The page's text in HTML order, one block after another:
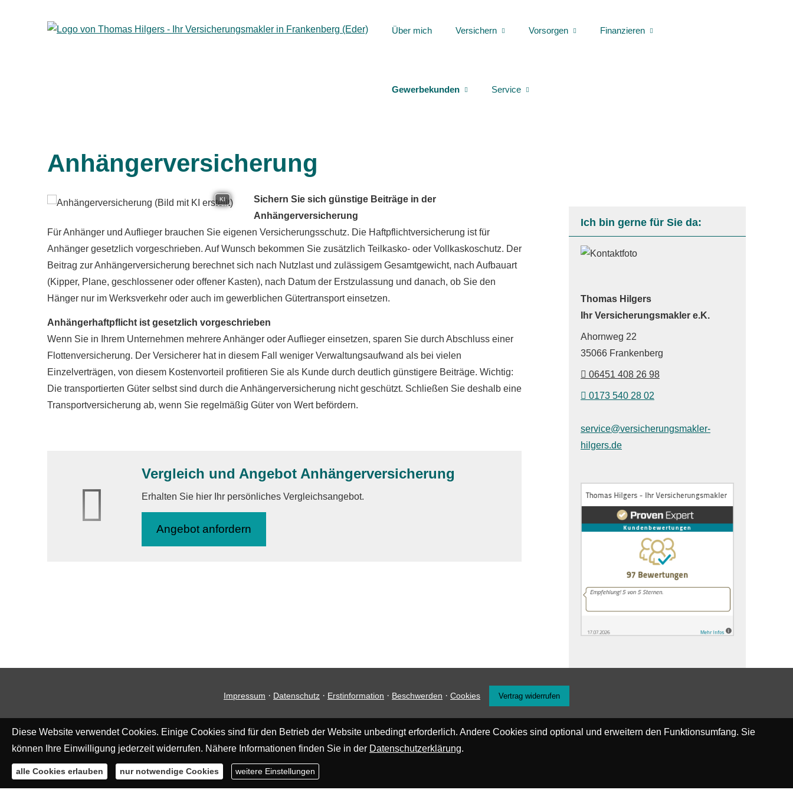
Über mich Versichern Vorsorgen Finanzieren
Gewerbekunden Service
Ich bin gerne für Sie da:
Thomas Hilgers
Ihr Ver­sicherungs­makler e.K.
Ahornweg 22
35066 Frankenberg
06451 408 26 98
0173 540 28 02
service@versicherungsmakler-
hilgers.de
Anhängerversicherung
KI
Sichern Sie sich günstige Beiträge in der
Anhängerversicherung
Für Anhänger und Auflieger brauchen Sie eigenen Versicherungsschutz. Die Haft­pflichtversicherung ist für
Anhänger gesetzlich vorgeschrieben. Auf Wunsch bekommen Sie zusätzlich Teilkasko- oder Vollkaskoschutz. Der
Beitrag zur Anhängerversicherung berechnet sich nach Nutzlast und zulässigem Gesamtgewicht, nach Aufbauart
(Kipper, Plane, geschlossener oder offener Kasten), nach Datum der Erstzulassung und danach, ob Sie den
Hänger nur im Werksverkehr oder auch im gewerblichen Gütertransport einsetzen.
Anhängerhaftpflicht ist gesetzlich vorgeschrieben
Wenn Sie in Ihrem Unternehmen mehrere Anhänger oder Auflieger einsetzen, sparen Sie durch Abschluss einer
Flottenversicherung. Der Versicherer hat in diesem Fall weniger Verwaltungsaufwand als bei vielen
Einzelverträgen, von diesem Kostenvorteil profitieren Sie als Kunde durch deutlich günstigere Beiträge. Wichtig:
Die transportierten Güter selbst sind durch die Anhängerversicherung nicht geschützt. Schließen Sie deshalb eine
Transportversicherung ab, wenn Sie regelmäßig Güter von Wert befördern.
Vergleich und Angebot Anhängerversicherung
Erhalten Sie hier Ihr persönliches Vergleichsangebot.
An­ge­bot an­for­dern
Impressum · Datenschutz · Erstinformation · Beschwerden · Cookies Vertrag widerrufen
Diese Website verwendet Cookies. Einige Cookies sind für den Betrieb der Website unbedingt erforderlich. Andere Cookies sind optional und erweitern den Funktionsumfang. Sie
können Ihre Einwilligung jederzeit widerrufen. Nähere Informationen finden Sie in der Datenschutzerklärung.
alle Cookies erlauben nur notwendige Cookies weitere Einstellungen